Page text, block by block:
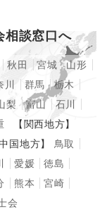
相談窓口へ
秋田 宮城
山形
川 群馬
栃木
梨 富山
石川
【関西地方】
中国地方】
鳥取
愛媛
徳島
熊本
宮崎
会